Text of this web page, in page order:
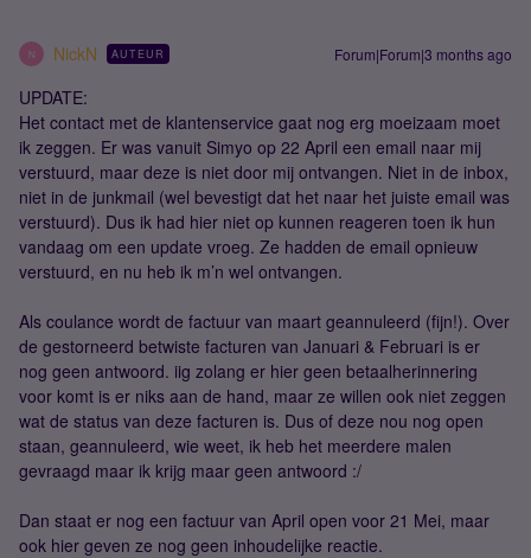
N NickN AUTEUR Forum|Forum|3 months ago
UPDATE:
Het contact met de klantenservice gaat nog erg moeizaam moet
ik zeggen. Er was vanuit Simyo op 22 April een email naar mij
verstuurd, maar deze is niet door mij ontvangen. Niet in de inbox,
niet in de junkmail (wel bevestigt dat het naar het juiste email was
verstuurd). Dus ik had hier niet op kunnen reageren toen ik hun
vandaag om een update vroeg. Ze hadden de email opnieuw
verstuurd, en nu heb ik m’n wel ontvangen.
Als coulance wordt de factuur van maart geannuleerd (fijn!). Over
de gestorneerd betwiste facturen van Januari & Februari is er
nog geen antwoord. iig zolang er hier geen betaalherinnering
voor komt is er niks aan de hand, maar ze willen ook niet zeggen
wat de status van deze facturen is. Dus of deze nou nog open
staan, geannuleerd, wie weet, ik heb het meerdere malen
gevraagd maar ik krijg maar geen antwoord :/
Dan staat er nog een factuur van April open voor 21 Mei, maar
ook hier geven ze nog geen inhoudelijke reactie.